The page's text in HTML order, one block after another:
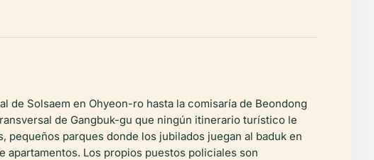
Solsaem en Ohyeon-ro hasta la comisaría de Beondong
de Gangbuk-gu que ningún itinerario turístico le
parques donde los jubilados juegan al baduk en
apartamentos. Los propios puestos policiales son